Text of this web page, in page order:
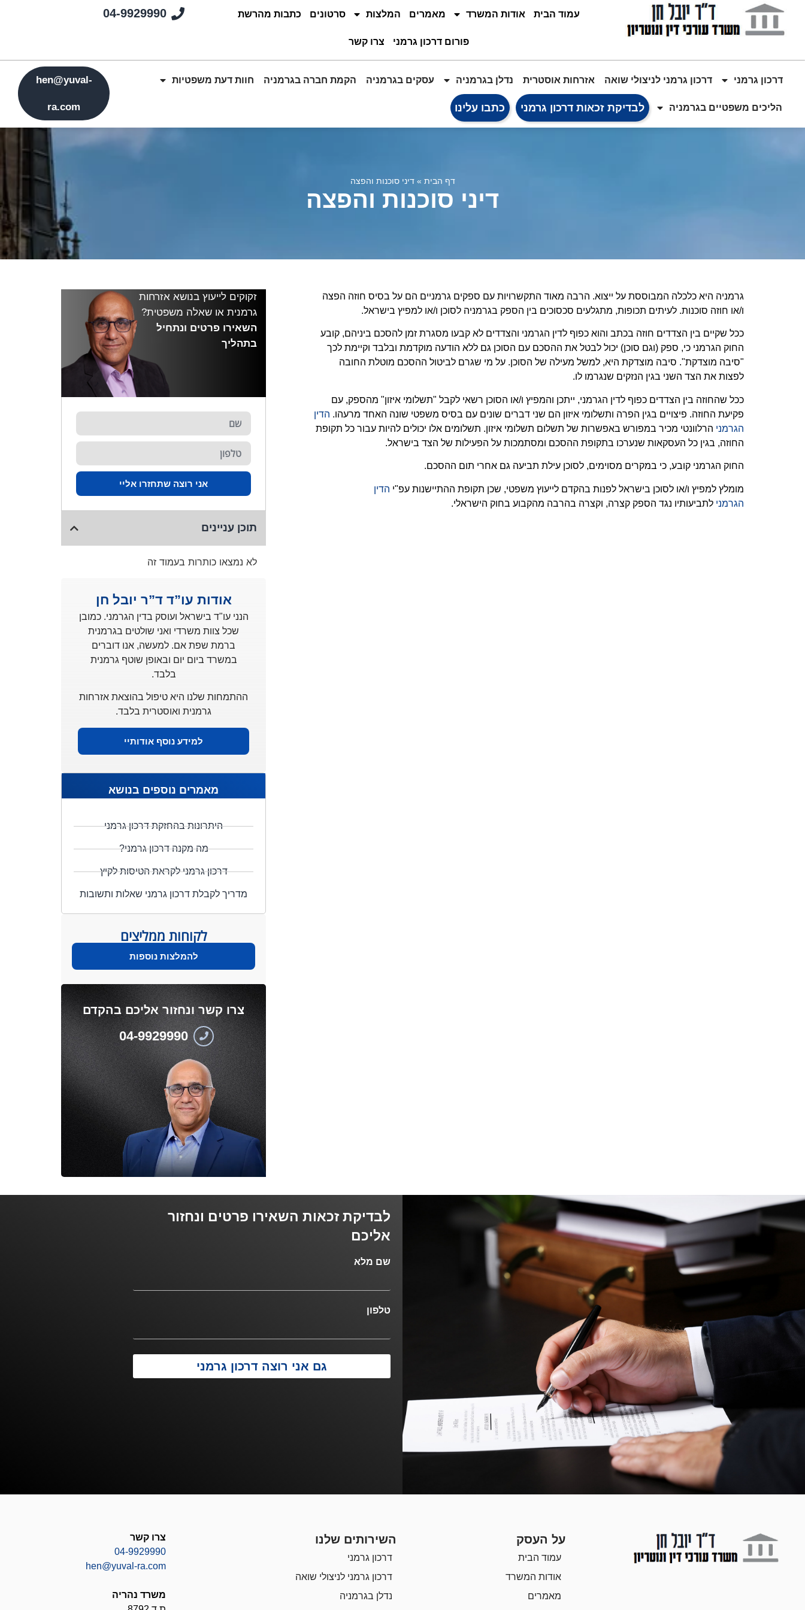
עמוד הבית אודות המשרד מאמרים המלצות סרטונים כתבות מהרשת
פורום דרכון גרמני צרו קשר
04-9929990
דרכון גרמני דרכון גרמני לניצולי שואה אזרחות אוסטרית נדלן בגרמניה עסקים בגרמניה הקמת חברה בגרמניה חוות דעת משפטיות
הליכים משפטיים בגרמניה לבדיקת זכאות דרכון גרמני כתבו עלינו
hen@yuval-
ra.com
דף הבית »דיני סוכנות והפצה
דיני סוכנות והפצה
גרמניה היא כלכלה המבוססת על ייצוא. הרבה מאוד התקשרויות עם ספקים גרמניים הם על בסיס חוזה הפצה
ו/או חוזה סוכנות. לעיתים תכופות, מתגלעים סכסוכים בין הספק בגרמניה לסוכן ו/או למפיץ בישראל.
ככל שקיים בין הצדדים חוזה בכתב והוא כפוף לדין הגרמני והצדדים לא קבעו מסגרת זמן להסכם ביניהם, קובע
החוק הגרמני כי, ספק (וגם סוכן) יכול לבטל את ההסכם עם הסוכן גם ללא הודעה מוקדמת ובלבד וקיימת לכך
"סיבה מוצדקת". סיבה מוצדקת היא, למשל מעילה של הסוכן. על מי שגרם לביטול ההסכם מוטלת החובה
לפצות את הצד השני בגין הנזקים שנגרמו לו.
ככל שהחוזה בין הצדדים כפוף לדין הגרמני, ייתכן והמפיץ ו/או הסוכן רשאי לקבל "תשלומי איזון" מהספק, עם
פקיעת החוזה. פיצויים בגין הפרה ותשלומי איזון הם שני דברים שונים עם בסיס משפטי שונה האחד מרעהו. הדין
הגרמני הרלוונטי מכיר במפורש באפשרות של תשלום תשלומי איזון. תשלומים אלו יכולים להיות עבור כל תקופת
החוזה, בגין כל העסקאות שנערכו בתקופת ההסכם ומסתמכות על הפעילות של הצד בישראל.
החוק הגרמני קובע, כי במקרים מסוימים, לסוכן עילת תביעה גם אחרי תום ההסכם.
מומלץ למפיץ ו/או לסוכן בישראל לפנות בהקדם לייעוץ משפטי, שכן תקופת ההתיישנות עפ"י הדין
הגרמני לתביעותיו נגד הספק קצרה, וקצרה בהרבה מהקבוע בחוק הישראלי.
זקוקים לייעוץ בנושא אזרחות
גרמנית או שאלה משפטית?
השאירו פרטים ונתחיל
בתהליך
אני רוצה שתחזרו אליי
תוכן עניינים
לא נמצאו כותרות בעמוד זה
אודות עו”ד ד”ר יובל חן
הנני עו"ד בישראל ועוסק בדין הגרמני. כמובן
שכל צוות משרדי ואני שולטים בגרמנית
ברמת שפת אם. למעשה, אנו דוברים
במשרד ביום יום ובאופן שוטף גרמנית
בלבד.
ההתמחות שלנו היא טיפול בהוצאת אזרחות
גרמנית ואוסטרית בלבד.
למידע נוסף אודותיי
מאמרים נוספים בנושא
היתרונות בהחזקת דרכון גרמני
מה מקנה דרכון גרמני?
דרכון גרמני לקראת הטיסות לקיץ
מדריך לקבלת דרכון גרמני שאלות ותשובות
לקוחות ממליצים
להמלצות נוספות
צרו קשר ונחזור אליכם בהקדם
04-9929990
לבדיקת זכאות השאירו פרטים ונחזור
אליכם
שם מלא
טלפון
גם אני רוצה דרכון גרמני
על העסק
עמוד הבית
אודות המשרד
מאמרים
השירותים שלנו
דרכון גרמני
דרכון גרמני לניצולי שואה
נדלן בגרמניה
צרו קשר
04-9929990
hen@yuval-ra.com
משרד נהריה